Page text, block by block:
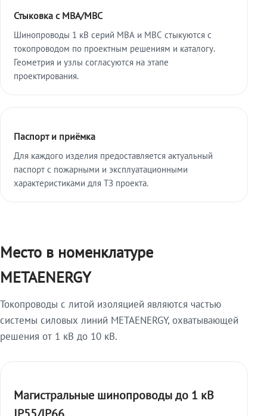
Стыковка с МВА/МВС
Шинопроводы 1 кВ серий МВА и МВС стыкуются с
токопроводом по проектным решениям и каталогу.
Геометрия и узлы согласуются на этапе
проектирования.
Паспорт и приёмка
Для каждого изделия предоставляется актуальный
паспорт с пожарными и эксплуатационными
характеристиками для ТЗ проекта.
Место в номенклатуре
METAENERGY
Токопроводы с литой изоляцией являются частью
системы силовых линий METAENERGY, охватывающей
решения от 1 кВ до 10 кВ.
Магистральные шинопроводы до 1 кВ